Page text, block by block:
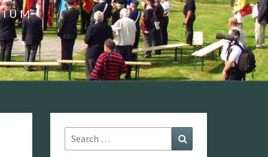
Search
for: